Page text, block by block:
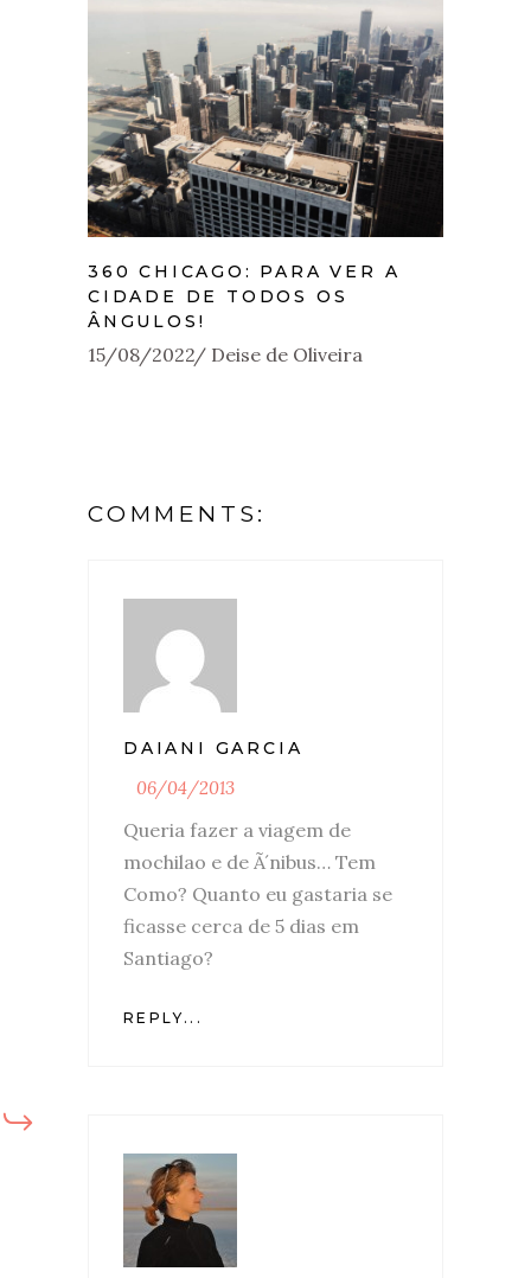
360 CHICAGO: PARA VER A
CIDADE DE TODOS OS
ÂNGULOS!
15/08/2022 Deise de Oliveira
COMMENTS:
DAIANI GARCIA
06/04/2013
Queria fazer a viagem de
mochilao e de Ã´nibus… Tem
Como? Quanto eu gastaria se
ficasse cerca de 5 dias em
Santiago?
REPLY...